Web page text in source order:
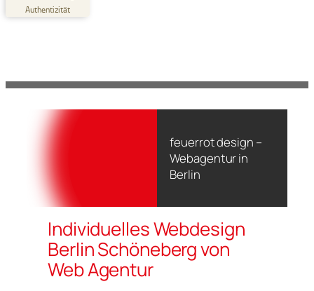
Authentizität
4,91
/
5,00
Blick aufs ProvenExpert-Profil werfen
feuerrot design –
Webagentur in
Berlin
Individuelles Webdesign
Berlin Schöneberg von
Web Agentur